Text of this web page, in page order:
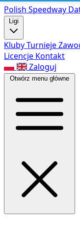
Polish Speedway
Ligi
KlubyTurnieje
Licencje Kontakt
Zaloguj
Otwórz menu główne